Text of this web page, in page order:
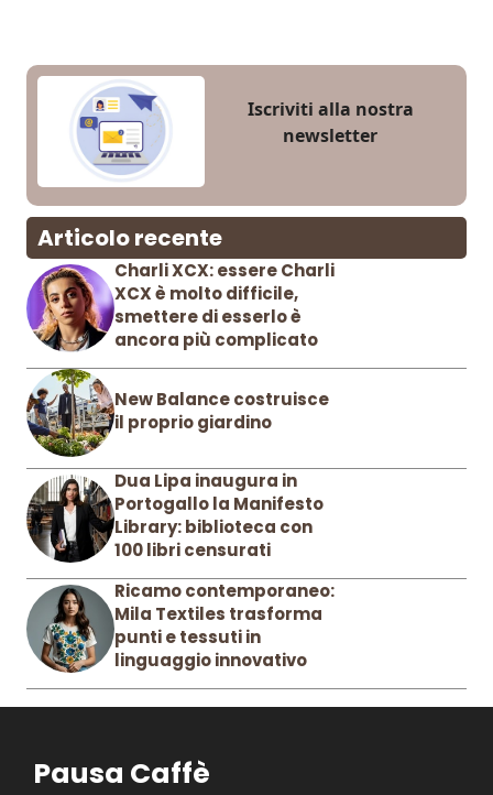
Iscriviti alla nostra
newsletter
Articolo recente
Charli XCX: essere Charli
XCX è molto difficile,
smettere di esserlo è
ancora più complicato
New Balance costruisce
il proprio giardino
Dua Lipa inaugura in
Portogallo la Manifesto
Library: biblioteca con
100 libri censurati
Ricamo contemporaneo:
Mila Textiles trasforma
punti e tessuti in
linguaggio innovativo
Pausa Caffè